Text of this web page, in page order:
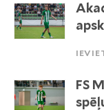
FS